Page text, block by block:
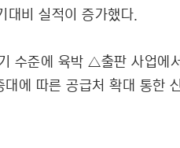
대비 실적이 증가했다.
준에 육박 △출판 사업에
에 따른 공급처 확대 통한